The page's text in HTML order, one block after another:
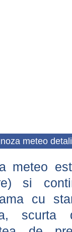
meteo
meteo
si
cu
scurta